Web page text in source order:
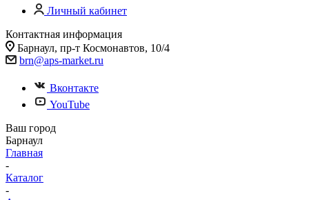
Личный кабинет
Контактная информация
Барнаул, пр-т Космонавтов, 10/4
brn@aps-market.ru
Вконтакте
YouTube
Ваш город
Барнаул
Главная
-
Каталог
-